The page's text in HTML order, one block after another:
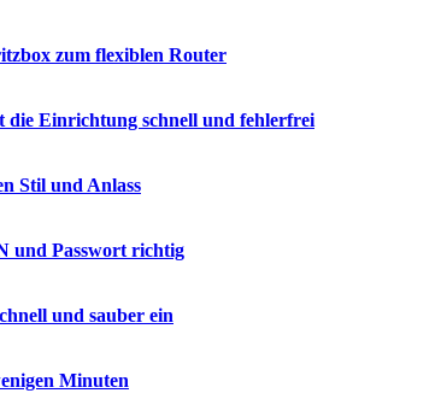
zum flexiblen Router
Einrichtung schnell und fehlerfrei
Stil und Anlass
und Passwort richtig
und sauber ein
Minuten